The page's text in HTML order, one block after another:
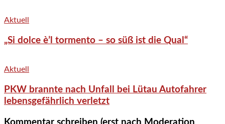
Aktuell
„Si dolce è’l tormento – so süß ist die Qual“
Aktuell
PKW brannte nach Unfall bei Lütau Autofahrer
lebensgefährlich verletzt